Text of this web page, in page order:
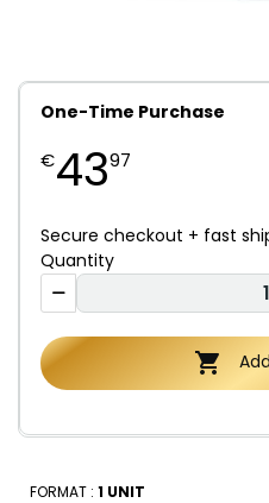
One-Time Purchase
€4397
Secure checkout + fast
Quantity

FORMAT : 1 UNIT